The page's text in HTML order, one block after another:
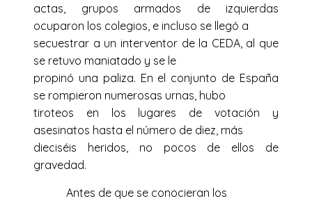
actas, grupos armados de izquierdas
ocuparon los colegios, e incluso se llegó a
secuestrar a un interventor de la CEDA, al que
se retuvo maniatado y se le
propinó una paliza. En el conjunto de España
se rompieron numerosas urnas, hubo
tiroteos en los lugares de votación y
asesinatos hasta el número de diez, más
dieciséis heridos, no pocos de ellos de
gravedad.
Antes de que se conocieran los